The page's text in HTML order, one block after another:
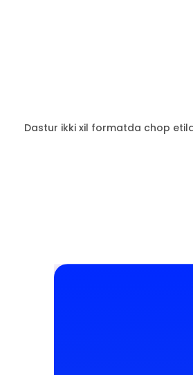
Dastur ikki xil formatda chop